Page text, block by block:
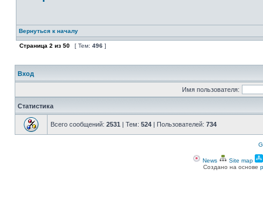
Вернуться к началу
Страница 2 из 50 [ Тем: 496 ]
Вход
Имя пользователя:
Статистика
Всего сообщений: 2531 | Тем: 524 | Пользователей: 734
News Site map
Создано на основе